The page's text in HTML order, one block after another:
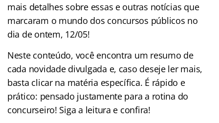
mais detalhes sobre essas e outras notícias que
marcaram o mundo dos concursos públicos no
dia de ontem, 12/05!
Neste conteúdo, você encontra um resumo de
cada novidade divulgada e, caso deseje ler mais,
basta clicar na matéria específica. É rápido e
prático: pensado justamente para a rotina do
concurseiro! Siga a leitura e confira!